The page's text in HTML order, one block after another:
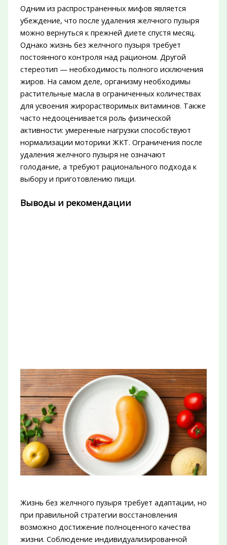
Одним из распространенных мифов является
убеждение, что после удаления желчного пузыря
можно вернуться к прежней диете спустя месяц.
Однако жизнь без желчного пузыря требует
постоянного контроля над рационом. Другой
стереотип — необходимость полного исключения
жиров. На самом деле, организму необходимы
растительные масла в ограниченных количествах
для усвоения жирорастворимых витаминов. Также
часто недооценивается роль физической
активности: умеренные нагрузки способствуют
нормализации моторики ЖКТ. Ограничения после
удаления желчного пузыря не означают
голодание, а требуют рационального подхода к
выбору и приготовлению пищи.
Выводы и рекомендации
Жизнь без желчного пузыря требует адаптации, но
при правильной стратегии восстановления
возможно достижение полноценного качества
жизни. Соблюдение индивидуализированной